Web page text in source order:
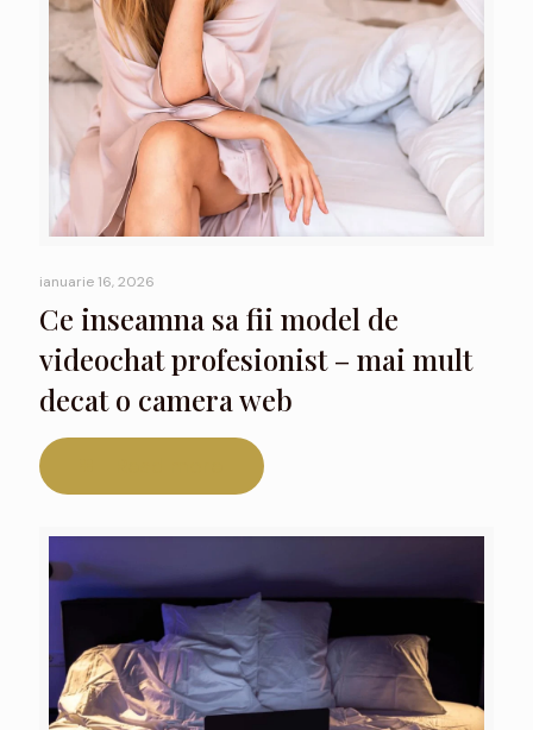
ianuarie 16, 2026
Ce inseamna sa fii model de
videochat profesionist – mai mult
decat o camera web